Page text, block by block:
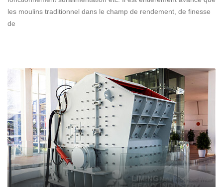
les moulins traditionnel dans le champ de rendement, de finesse
de